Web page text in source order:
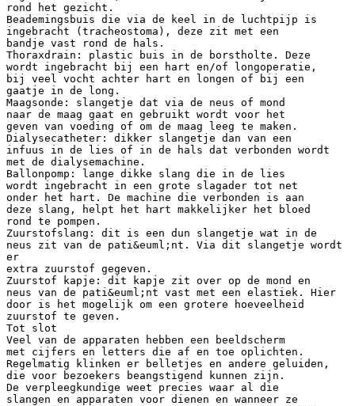
rond het gezicht.
Beademingsbuis die via de keel in de luchtpijp is
ingebracht (tracheostoma), deze zit met een
bandje vast rond de hals.
Thoraxdrain: plastic buis in de borstholte. Deze
wordt ingebracht bij een hart en/of longoperatie,
bij veel vocht achter hart en longen of bij een
gaatje in de long.
Maagsonde: slangetje dat via de neus of mond
naar de maag gaat en gebruikt wordt voor het
geven van voeding of om de maag leeg te maken.
Dialysecatheter: dikker slangetje dan van een
infuus in de lies of in de hals dat verbonden wordt
met de dialysemachine.
Ballonpomp: lange dikke slang die in de lies
wordt ingebracht in een grote slagader tot net
onder het hart. De machine die verbonden is aan
deze slang, helpt het hart makkelijker het bloed
rond te pompen.
Zuurstofslang: dit is een dun slangetje wat in de
neus zit van de pati&euml;nt. Via dit slangetje wordt
er
extra zuurstof gegeven.
Zuurstof kapje: dit kapje zit over op de mond en
neus van de pati&euml;nt vast met een elastiek. Hier
door is het mogelijk om een grotere hoeveelheid
zuurstof te geven.
Tot slot
Veel van de apparaten hebben een beeldscherm
met cijfers en letters die af en toe oplichten.
Regelmatig klinken er belletjes en andere geluiden,
die voor bezoekers beangstigend kunnen zijn.
De verpleegkundige weet precies waar al die
slangen en apparaten voor dienen en wanneer ze